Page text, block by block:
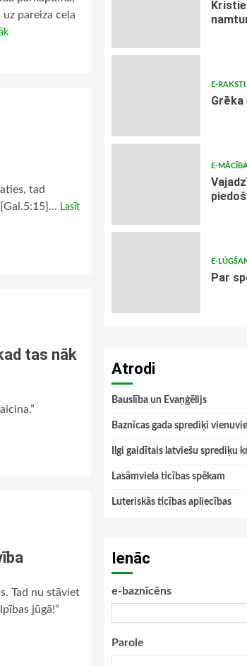
pareiza ceļa
tad
Lasīt
tas nāk
Tad nu stāviet
jūgā!”
E-RAKSTI
Grēka
E-
E-
Par
Atrodi
Bauslība un Evaņģēlijs
Baznīcas gada sprediķi
Ilgi gaidītais latviešu sprediķu
Lasāmviela ticības spēkam
Luteriskās ticības apliecības
Ienāc
e-baznīcēns
Parole